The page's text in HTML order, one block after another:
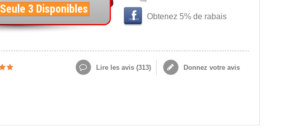
Seule 3 Disponibles
Obtenez 5% de rabais
Lire les avis (313) Donnez votre avis